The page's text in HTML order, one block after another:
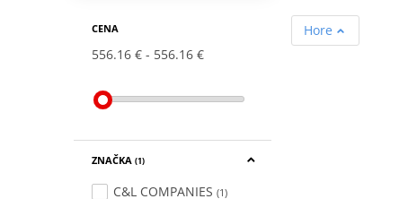
CENA
556.16 € 556.16 €
ZNAČKA (1)
C&L COMPANIES (1)
Hore